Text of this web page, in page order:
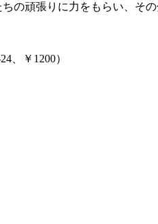
の頑張りに力をもらい、そ
、￥1200）